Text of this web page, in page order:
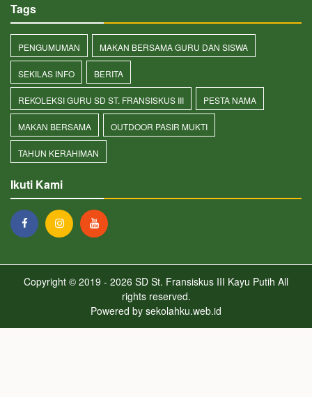
Tags
PENGUMUMAN MAKAN BERSAMA GURU DAN SISWA
SEKILAS INFO BERITA
REKOLEKSI GURU SD ST. FRANSISKUS III PESTA NAMA
MAKAN BERSAMA OUTDOOR PASIR MUKTI
TAHUN KERAHIMAN
Ikuti Kami
Copyright © 2019 - 2026 SD St. Fransiskus III Kayu Putih All
rights reserved.
Powered by sekolahku.web.id